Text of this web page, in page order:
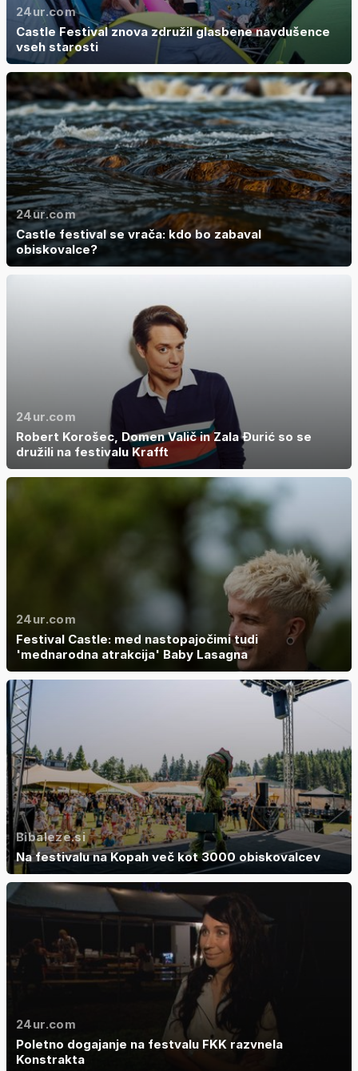
24ur.com
Castle Festival znova združil glasbene navdušence
vseh starosti
24ur.com
Castle festival se vrača: kdo bo zabaval
obiskovalce?
24ur.com
Robert Korošec, Domen Valič in Zala Đurić so se
družili na festivalu Krafft
24ur.com
Festival Castle: med nastopajočimi tudi
'mednarodna atrakcija' Baby Lasagna
Bibaleze.si
Na festivalu na Kopah več kot 3000 obiskovalcev
24ur.com
Poletno dogajanje na festvalu FKK razvnela
Konstrakta